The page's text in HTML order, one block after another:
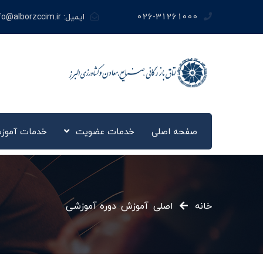
026-31261000 ایمیل:
صفحه اصلی خدمات عضویت خدمات
خانه اصلی آموزش»دوره آموزشی»